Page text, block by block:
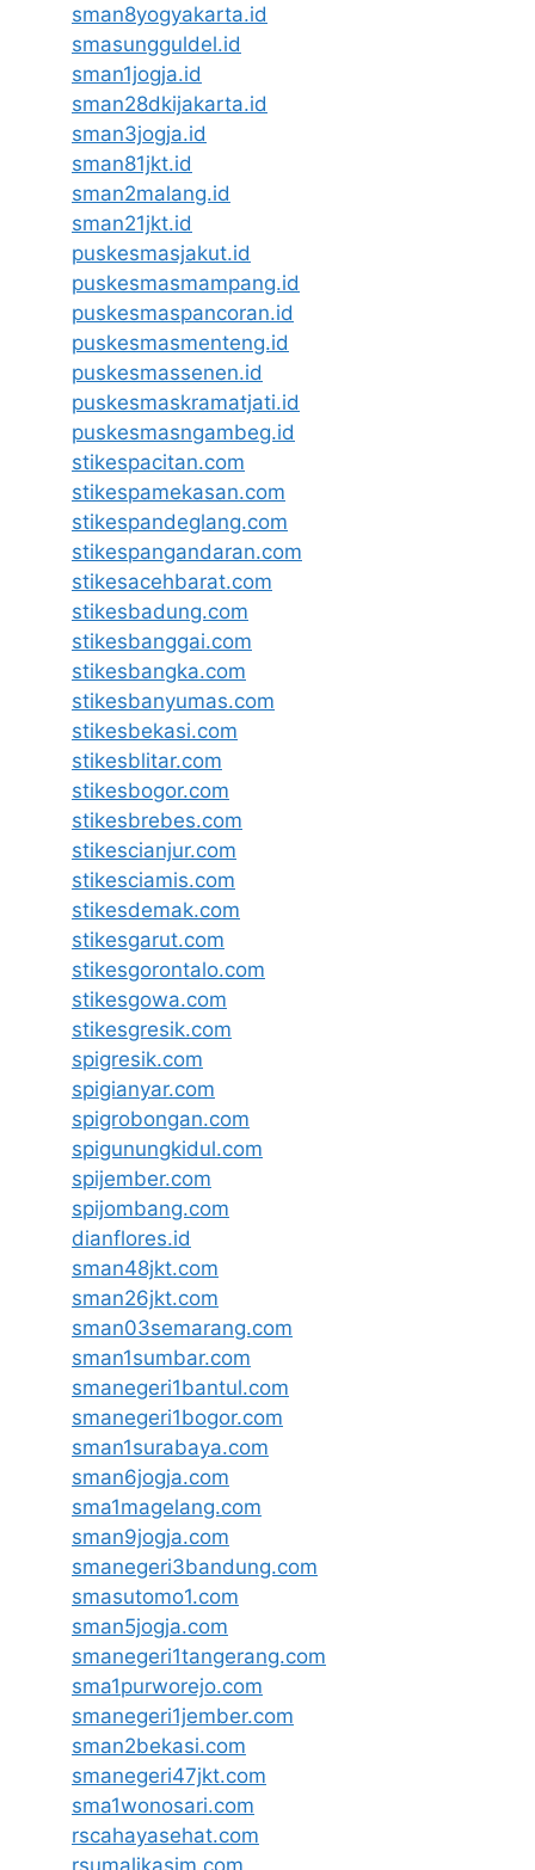
sman8yogyakarta.id
smasungguldel.id
sman1jogja.id
sman28dkijakarta.id
sman3jogja.id
sman81jkt.id
sman2malang.id
sman21jkt.id
puskesmasjakut.id
puskesmasmampang.id
puskesmaspancoran.id
puskesmasmenteng.id
puskesmassenen.id
puskesmaskramatjati.id
puskesmasngambeg.id
stikespacitan.com
stikespamekasan.com
stikespandeglang.com
stikespangandaran.com
stikesacehbarat.com
stikesbadung.com
stikesbanggai.com
stikesbangka.com
stikesbanyumas.com
stikesbekasi.com
stikesblitar.com
stikesbogor.com
stikesbrebes.com
stikescianjur.com
stikesciamis.com
stikesdemak.com
stikesgarut.com
stikesgorontalo.com
stikesgowa.com
stikesgresik.com
spigresik.com
spigianyar.com
spigrobongan.com
spigunungkidul.com
spijember.com
spijombang.com
dianflores.id
sman48jkt.com
sman26jkt.com
sman03semarang.com
sman1sumbar.com
smanegeri1bantul.com
smanegeri1bogor.com
sman1surabaya.com
sman6jogja.com
sma1magelang.com
sman9jogja.com
smanegeri3bandung.com
smasutomo1.com
sman5jogja.com
smanegeri1tangerang.com
sma1purworejo.com
smanegeri1jember.com
sman2bekasi.com
smanegeri47jkt.com
sma1wonosari.com
rscahayasehat.com
rsumalikasim.com